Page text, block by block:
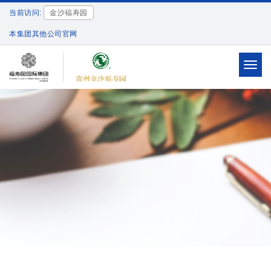
当前访问: 金沙福寿园
本集团其他公司官网